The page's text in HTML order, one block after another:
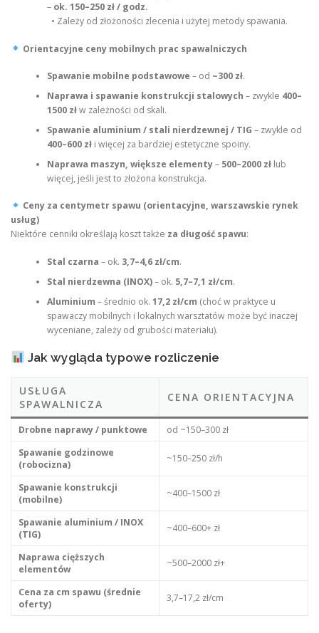
– ok. 150–250 zł / godz.
• Zależy od złożoności zlecenia i użytej metody spawania.
Orientacyjne ceny mobilnych prac spawalniczych
Spawanie mobilne podstawowe – od ~300 zł.
Naprawa i spawanie konstrukcji stalowych – zwykle 400–
1500 złw zależności od skali.
Spawanie aluminium / stali nierdzewnej / TIG – zwykle od
400–600 złi więcej za bardziej estetyczne spoiny.
Naprawa maszyn, większe elementy– 500–2000 złlub
więcej, jeśli jest to złożona konstrukcja.
Ceny za centymetr spawu (orientacyjne, warszawskie rynek
usług)
Niektóre cenniki określają koszt także za długość spawu:
Stal czarna – ok. 3,7–4,6 zł/cm.
Stal nierdzewna (INOX)– ok. 5,7–7,1 zł/cm.
Aluminium – średnio ok. 17,2 zł/cm (choć w praktyce u
spawaczy mobilnych i lokalnych warsztatów może być inaczej
wyceniane, zależy od grubości materiału).
Jak wygląda typowe rozliczenie
USŁUGA
SPAWALNICZA
CENA ORIENTACYJNA
Drobne naprawy / punktowe
od ~150–300 zł
Spawanie godzinowe
(robocizna)
~150–250 zł/h
Spawanie konstrukcji
(mobilne)
~400–1500 zł
Spawanie aluminium / INOX
(TIG)
~400–600+ zł
Naprawa cięższych
elementów
~500–2000 zł+
Cena za cm spawu (średnie
oferty)
3,7–17,2 zł/cm